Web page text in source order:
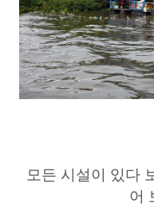
모든 시설이 있다
어